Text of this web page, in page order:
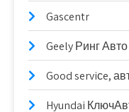
Gascentr
Geely Ринг Авто
Good serviсe,
Hyundai